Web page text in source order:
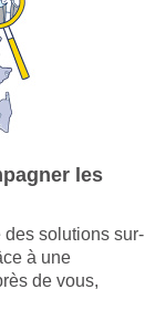
les
solutions sur-
à une
de vous,